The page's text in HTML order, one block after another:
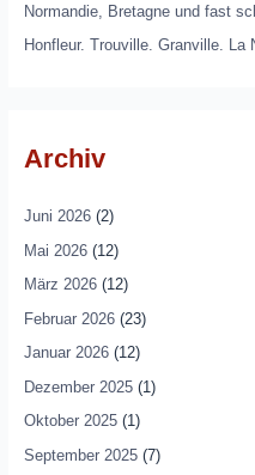
Normandie, Bretagne und fast
Honfleur. Trouville. Granville. La
Archiv
Juni 2026(2)
Mai 2026(12)
März 2026(12)
Februar 2026(23)
Januar 2026(12)
Dezember 2025(1)
Oktober 2025(1)
September 2025(7)